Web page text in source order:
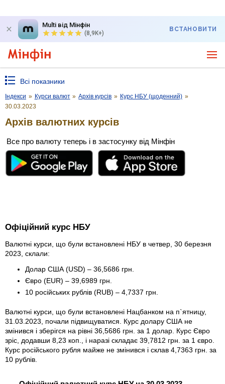
Multi від Мінфін
(8,9K+)
ВСТАНОВИТИ
Всі показники
Індекси » Курси валют » Архів курсів » Курс НБУ (щоденний) »
30.03.2023
Архів валютних курсів
Все про валюту теперь і в застосунку від Мінфін
Офіційний курс НБУ
Валютні курси, що були встановлені НБУ в четвер, 30 березня
2023, склали:
Долар США (USD) – 36,5686 грн.
Євро (EUR) – 39,6989 грн.
10 російських рублів (RUB) – 4,7337 грн.
Валютні курси, що були встановлені Нацбанком на п`ятницу,
31.03.2023, почали підвищуватися. Курс долару США не
змінився і зберігся на рівні 36,5686 грн. за 1 долар. Курс Євро
зріс, додавши 8,23 коп., і наразі складає 39,7812 грн. за 1 євро.
Курс російського рубля майже не змінився і склав 4,7363 грн. за
10 рублів.